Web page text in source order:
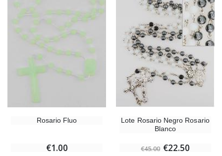
Rosario Fluo
€1.00
Lote Rosario Negro Rosario
Blanco
€45.00 €22.50
-10%
€15.00 €13.50
-20%
€24.90 €19.92